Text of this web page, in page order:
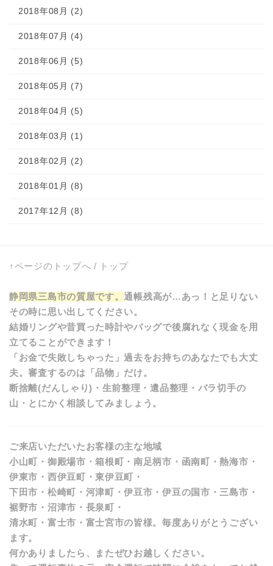
2018年08月 (2)
2018年07月 (4)
2018年06月 (5)
2018年05月 (7)
2018年04月 (5)
2018年03月 (1)
2018年02月 (2)
2018年01月 (8)
2017年12月 (8)
↑ページのトップへ / トップ
静岡県三島市の質屋です。通帳残高が…あっ！と足りない
その時に思い出してください。
結婚リングや昔買った時計やバッグで後腐れなく現金を用
立てることができます！
「お金で失敗しちゃった」過去をお持ちのあなたでも大丈
夫。審査するのは「品物」だけ。
断捨離(だんしゃり)・生前整理・遺品整理・バラ切手の
山・とにかく相談してみましょう。
ご来店いただいたお客様の主な地域
小山町・御殿場市・箱根町・南足柄市・函南町・熱海市・
伊東市・西伊豆町・東伊豆町・
下田市・松崎町・河津町・伊豆市・伊豆の国市・三島市・
裾野市・沼津市・長泉町・
清水町・富士市・富士宮市の皆様。毎度ありがとうござい
ます。
何かありましたら、またぜひお越しください。